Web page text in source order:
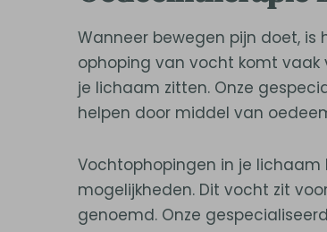
Wanneer bewegen pijn doet,
ophoping van vocht komt vaak
je lichaam zitten. Onze
helpen door middel van
Vochtophopingen in je lichaam
mogelijkheden. Dit vocht zit
genoemd. Onze